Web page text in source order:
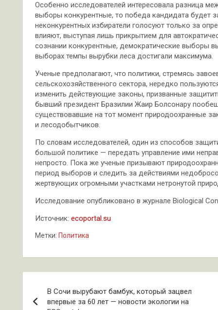
Особенно исследователей интересовала разница
выборы конкурентные, то победа кандидата будет
неконкурентных избиратели голосуют только за
влияют, выступая лишь прикрытием для
сознании конкурентные, демократические выборы
выборах темпы вырубки леса достигали максимума.
Ученые предполагают, что политики, стремясь
сельскохозяйственного сектора, нередко
изменить действующие законы, призванные
бывший президент Бразилии Жаир Болсонару
существовавшие на тот момент природоохранные
и лесодобытчиков.
По словам исследователей, один из способов
большой политике — передать управление ими
непросто. Пока же ученые призывают
период выборов и следить за действиями
жертвующих огромными участками нетронутой
Исследование опубликовано в журнале Biological
Источник: ecoportal.su
Метки: Политика
по
В Сочи вырубают бамбук, который зацвел
впервые за 60 лет — новости экологии на